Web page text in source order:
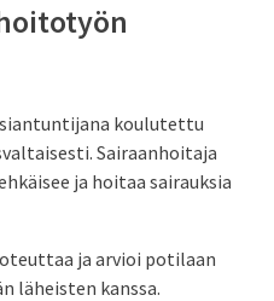
koulutettu
Sairaanhoitaja
ja hoitaa sairauksia
ja arvioi potilaan
läheisten kanssa.